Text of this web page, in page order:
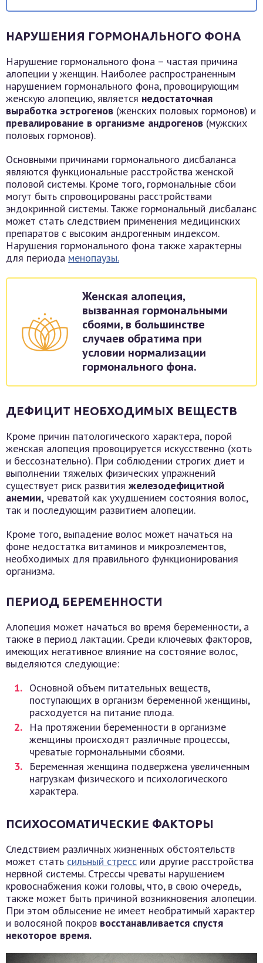
НАРУШЕНИЯ ГОРМОНАЛЬНОГО ФОНА
Нарушение гормонального фона – частая причина
алопеции у женщин. Наиболее распространенным
нарушением гормонального фона, провоцирующим
женскую алопецию, является недостаточная
выработка эстрогенов (женских половых гормонов) и
превалирование в организме андрогенов (мужских
половых гормонов).
Основными причинами гормонального дисбаланса
являются функциональные расстройства женской
половой системы. Кроме того, гормональные сбои
могут быть спровоцированы расстройствами
эндокринной системы. Также гормональный дисбаланс
может стать следствием применения медицинских
препаратов с высоким андрогенным индексом.
Нарушения гормонального фона также характерны
для периода менопаузы.
Женская алопеция,
вызванная гормональными
сбоями, в большинстве
случаев обратима при
условии нормализации
гормонального фона.
ДЕФИЦИТ НЕОБХОДИМЫХ ВЕЩЕСТВ
Кроме причин патологического характера, порой
женская алопеция провоцируется искусственно (хоть
и бессознательно). При соблюдении строгих диет и
выполнении тяжелых физических упражнений
существует риск развития железодефицитной
анемии, чреватой как ухудшением состояния волос,
так и последующим развитием алопеции.
Кроме того, выпадение волос может начаться на
фоне недостатка витаминов и микроэлементов,
необходимых для правильного функционирования
организма.
ПЕРИОД БЕРЕМЕННОСТИ
Алопеция может начаться во время беременности, а
также в период лактации. Среди ключевых факторов,
имеющих негативное влияние на состояние волос,
выделяются следующие:
Основной объем питательных веществ,
поступающих в организм беременной женщины,
расходуется на питание плода.
На протяжении беременности в организме
женщины происходят различные процессы,
чреватые гормональными сбоями.
Беременная женщина подвержена увеличенным
нагрузкам физического и психологического
характера.
ПСИХОСОМАТИЧЕСКИЕ ФАКТОРЫ
Следствием различных жизненных обстоятельств
может стать сильный стресс или другие расстройства
нервной системы. Стрессы чреваты нарушением
кровоснабжения кожи головы, что, в свою очередь,
также может быть причиной возникновения алопеции.
При этом облысение не имеет необратимый характер
и волосяной покров восстанавливается спустя
некоторое время.